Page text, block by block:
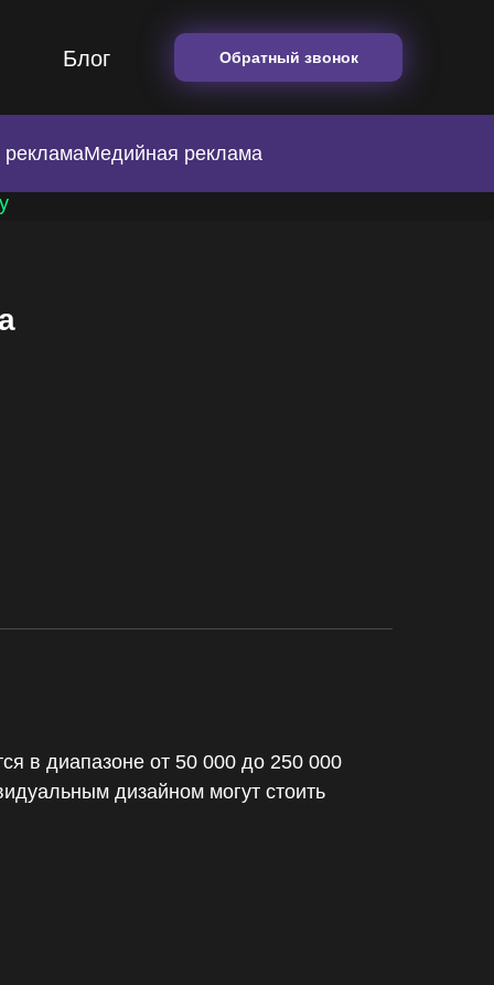
Блог Обратный звонок
рекламаМедийная реклама
в диапазоне от 50 000 до 250 000
дизайном могут стоить